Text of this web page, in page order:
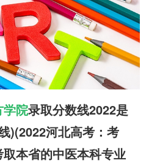
学院录取分数线2022是
)(2022河北高考：考
本省的中医本科专业